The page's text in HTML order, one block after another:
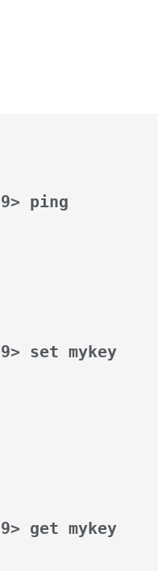
ping
set mykey
get mykey